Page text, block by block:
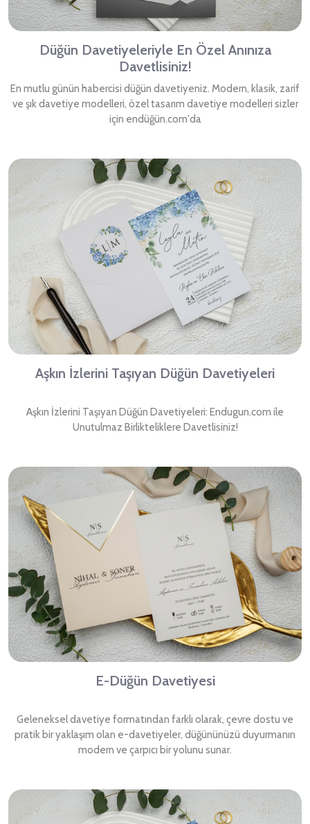
Düğün Davetiyeleriyle En Özel Anınıza
Davetlisiniz!
En mutlu günün habercisi düğün davetiyeniz. Modern, klasik, zarif
ve şık davetiye modelleri, özel tasarım davetiye modelleri sizler
için endüğün.com'da
Aşkın İzlerini Taşıyan Düğün Davetiyeleri
Aşkın İzlerini Taşıyan Düğün Davetiyeleri: Endugun.com ile
Unutulmaz Birlikteliklere Davetlisiniz!
E-Düğün Davetiyesi
Geleneksel davetiye formatından farklı olarak, çevre dostu ve
pratik bir yaklaşım olan e-davetiyeler, düğününüzü duyurmanın
modern ve çarpıcı bir yolunu sunar.